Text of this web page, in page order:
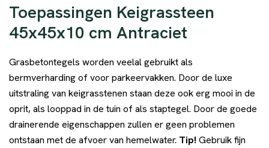
Toepassingen Keigrassteen
45x45x10 cm Antraciet
Grasbetontegels worden veelal gebruikt als
bermverharding of voor parkeervakken. Door de luxe
uitstraling van keigrasstenen staan deze ook erg mooi in de
oprit, als looppad in de tuin of als staptegel. Door de goede
drainerende eigenschappen zullen er geen problemen
ontstaan met de afvoer van hemelwater. Tip! Gebruik fijn